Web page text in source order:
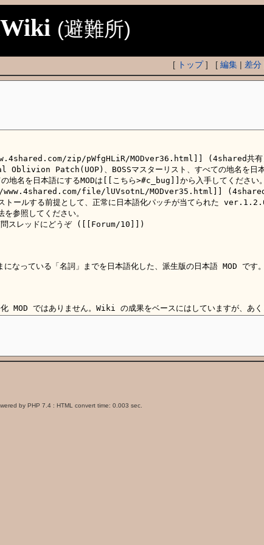
(避難所)
[ トップ] [編集 | 差分
by PHP 7.4 : HTML convert time: 0.003 sec.